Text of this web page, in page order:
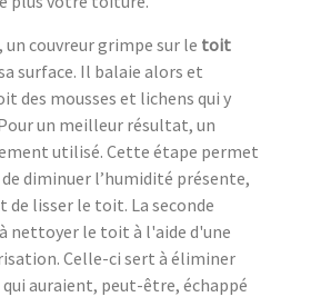
un couvreur grimpe sur le toit
surface. Il balaie alors et
des mousses et lichens qui y
un meilleur résultat, un
utilisé. Cette étape permet
diminuer l’humidité présente,
de lisser le toit. La seconde
nettoyer le toit à l'aide d'une
Celle-ci sert à éliminer
qui auraient, peut-être, échappé